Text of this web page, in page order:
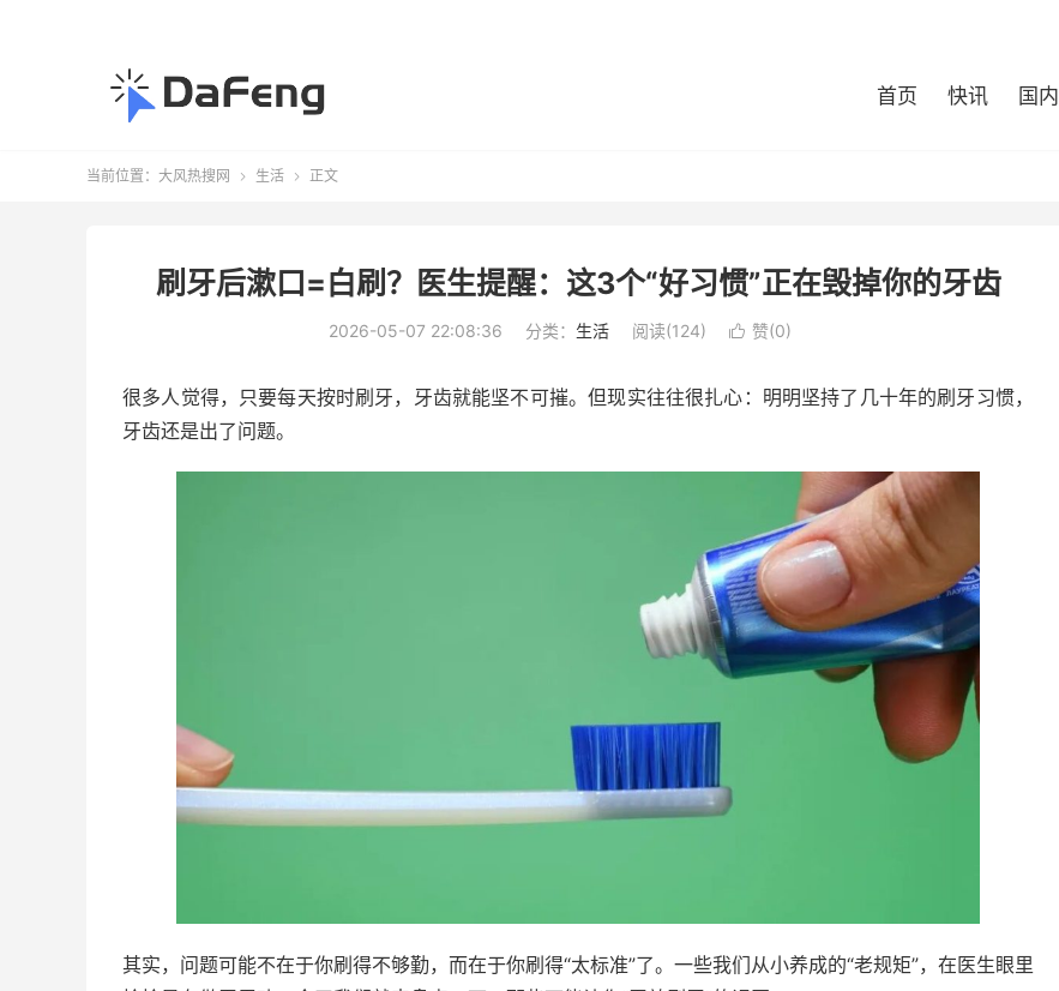
首页 快讯 国内
当前位置： 大风热搜网  生活  正文
刷牙后漱口=白刷？医生提醒：这3个“好习惯”正在毁掉你的牙齿
2026-05-07 22:08:36 分类： 生活 阅读(124)  赞(0)
很多人觉得，只要每天按时刷牙，牙齿就能坚不可摧。但现实往往很扎心：明明坚持了几十年的刷牙习惯，
牙齿还是出了问题。
其实，问题可能不在于你刷得不够勤，而在于你刷得“太标准”了。一些我们从小养成的“老规矩”，在医生眼里